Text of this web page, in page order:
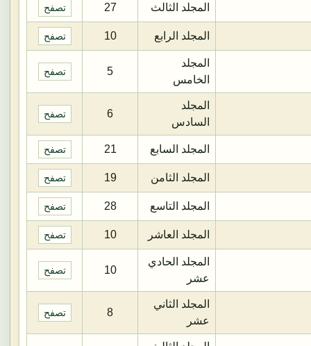
المجلد الثالث 27 تصفح
المجلد الرابع 10 تصفح
المجلد
الخامس
5 تصفح
المجلد
السادس
6 تصفح
المجلد السابع 21 تصفح
المجلد الثامن 19 تصفح
المجلد التاسع 28 تصفح
المجلد العاشر 10 تصفح
المجلد الحادي
عشر
10 تصفح
المجلد الثاني
عشر
8 تصفح